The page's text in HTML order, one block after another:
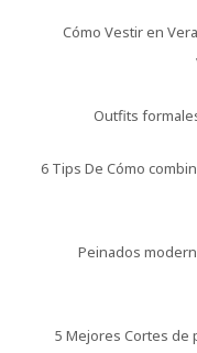
Cómo Vestir en
Outfits
6 Tips De Cómo
Peinados
5 Mejores Cortes de